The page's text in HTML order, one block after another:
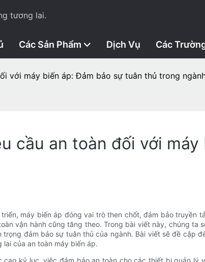
tương lai.
Các Sản Phẩm Dịch Vụ Các
với máy biến áp: Đảm bảo sự tuân thủ trong
cầu an toàn đối với
máy biến áp đóng vai trò then chốt, đảm bảo truyền
vận hành cũng tăng theo. Trong bài viết này, chúng
đảm bảo sự tuân thủ của ngành. Bài viết sẽ đề cập
của an toàn máy biến áp.